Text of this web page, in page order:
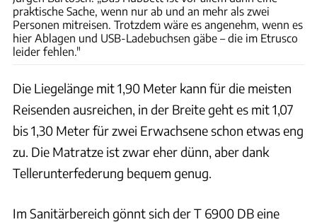
praktische Sache, wenn nur ab und an mehr als zwei
Personen mitreisen. Trotzdem wäre es angenehm, wenn es
hier Ablagen und USB-Ladebuchsen gäbe – die im Etrusco
leider fehlen."
Die Liegelänge mit 1,90 Meter kann für die meisten
Reisenden ausreichen, in der Breite geht es mit 1,07
bis 1,30 Meter für zwei Erwachsene schon etwas eng
zu. Die Matratze ist zwar eher dünn, aber dank
Tellerunterfederung bequem genug.
Im Sanitärbereich gönnt sich der T 6900 DB eine